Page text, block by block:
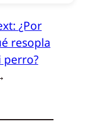
¿Por
resopla
perro?